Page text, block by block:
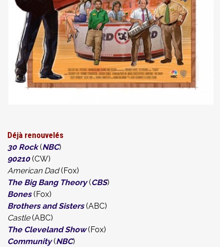
Déjà renouvelés
30 Rock (NBC)
90210 (CW)
American Dad(Fox)
The Big Bang Theory (CBS)
Bones (Fox)
Brothers and Sisters (ABC)
Castle(ABC)
The Cleveland Show (Fox)
Community (NBC)